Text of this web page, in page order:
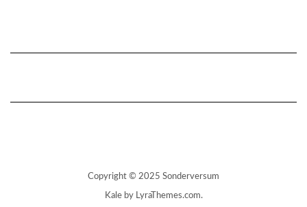
Copyright © 2025 Sonderversum
Kaleby LyraThemes.com.